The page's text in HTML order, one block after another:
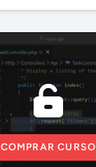
COMPRAR CURSO